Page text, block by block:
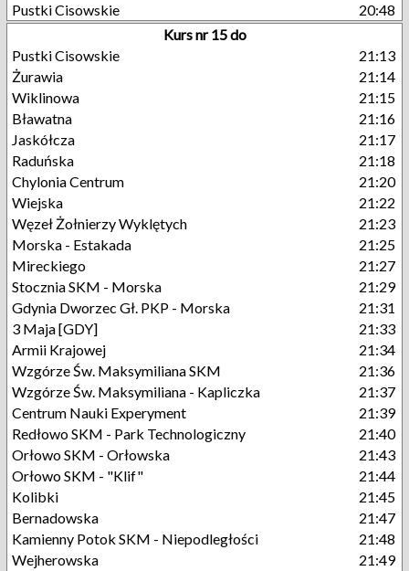
Pustki Cisowskie
20:48
Kurs nr 15 do
Pustki Cisowskie
21:13
Żurawia
21:14
Wiklinowa
21:15
Bławatna
21:16
Jaskółcza
21:17
Raduńska
21:18
Chylonia Centrum
21:20
Wiejska
21:22
Węzeł Żołnierzy Wyklętych
21:23
Morska - Estakada
21:25
Mireckiego
21:27
Stocznia SKM - Morska
21:29
Gdynia Dworzec Gł. PKP - Morska
21:31
3 Maja [GDY]
21:33
Armii Krajowej
21:34
Wzgórze Św. Maksymiliana SKM
21:36
Wzgórze Św. Maksymiliana - Kapliczka
21:37
Centrum Nauki Experyment
21:39
Redłowo SKM - Park Technologiczny
21:40
Orłowo SKM - Orłowska
21:43
Orłowo SKM - "Klif"
21:44
Kolibki
21:45
Bernadowska
21:47
Kamienny Potok SKM - Niepodległości
21:48
Wejherowska
21:49